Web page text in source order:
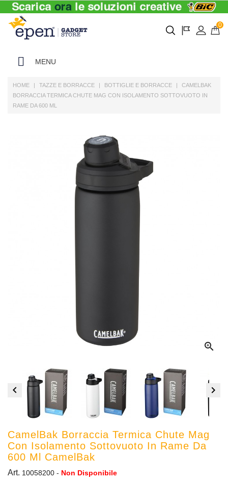
0
MENU
HOME TAZZE E BORRACCE BOTTIGLIE E BORRACCE
CAMELBAK
BORRACCIA TERMICA CHUTE MAG CON ISOLAMENTO SOTTOVUOTO IN
RAME DA 600 ML

 
CamelBak Borraccia Termica Chute Mag
Con Isolamento Sottovuoto In Rame Da
600 Ml CamelBak
Art. 10058200 - Non Disponibile